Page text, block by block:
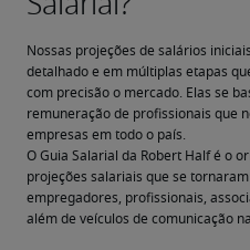
Nossas projeções de salários
detalhado e em múltiplas etapas
com precisão o mercado. Elas se
remuneração de profissionais que
empresas em todo o país.
O Guia Salarial da Robert Half é o
projeções salariais que se
empregadores, profissionais,
além de veículos de comunicação